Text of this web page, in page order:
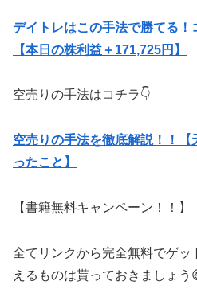
デイトレはこの手法で勝てる！
【本日の株利益＋171,725円】
空売りの手法はコチラ👇
空売りの手法を徹底解説！！
ったこと】
【書籍無料キャンペーン！！】
全てリンクから完全無料でゲッ
えるものは貰っておきましょう